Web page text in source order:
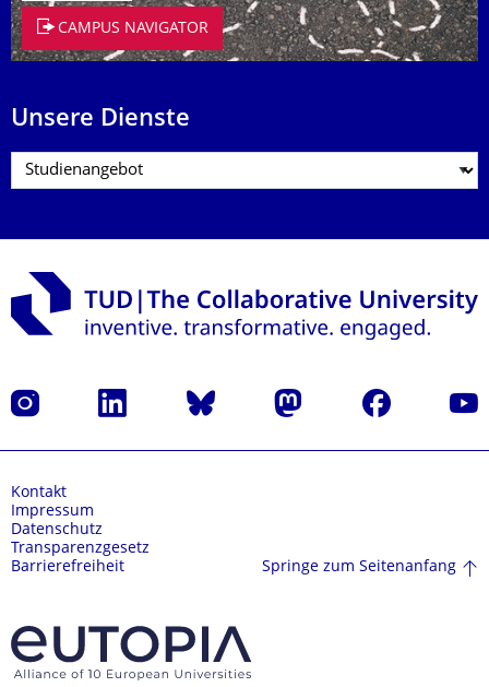
CAMPUS NAVIGATOR
Unsere Dienste
Instagram LinkedIn Bluesky Mastodon Facebook
Kontakt
Impressum
Datenschutz
Transparenzgesetz
Barrierefreiheit
Springe zum Seitenanfang